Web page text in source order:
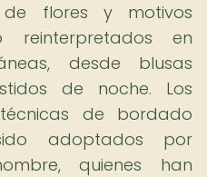
de flores y motivos
reinterpretados en
desde blusas
de noche. Los
de bordado
adoptados por
quienes han